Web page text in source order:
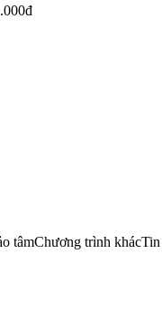
đ
tâmChương trình khác